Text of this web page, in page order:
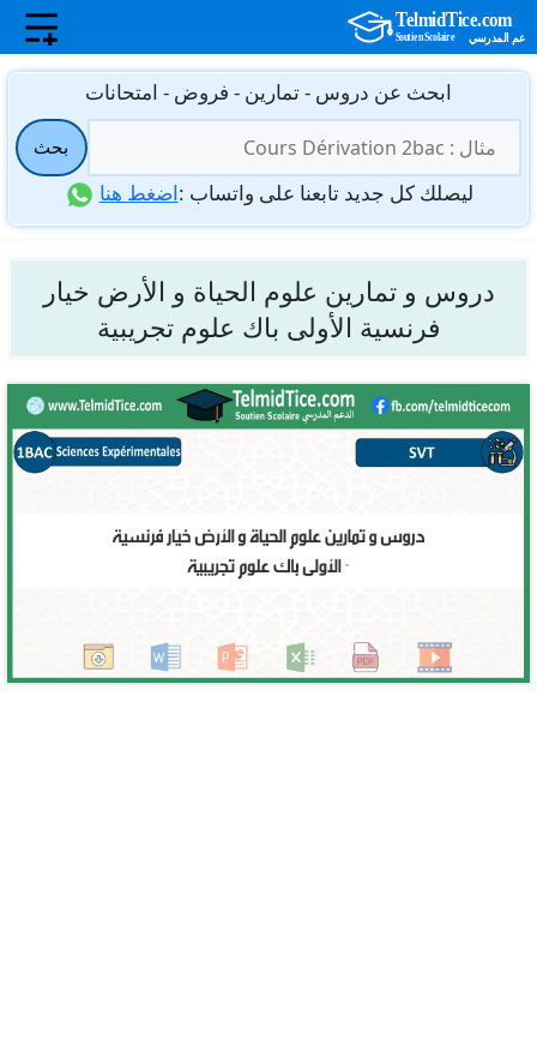
انتقل
المحتوى
ابحث عن دروس - تمارين - فروض - امتحانات
عن:
بحث
ليصلك كل جديد تابعنا على واتساب :اضغط هنا
دروس و تمارين علوم الحياة و الأرض خيار
فرنسية الأولى باك علوم تجريبية